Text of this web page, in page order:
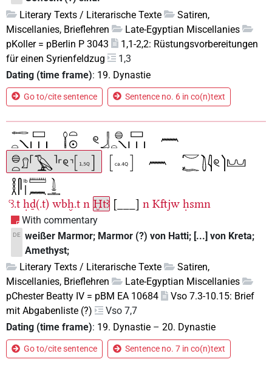
Literary Texts / Literarische Texte
Satiren,
Miscellanies, Brieflehren
Late-Egyptian Miscellanies
pKoller = pBerlin P 3043
1,1-2,2: Rüstungsvorbereitungen
für einen Syrienfeldzug
1,3
Dating (time frame): 19. Dynastie
Go to/cite sentence Sentence no. 6 in co(n)text
ꜥꜣ.t ḥḏ(.t) wbḫ.t n Ḫtꜣ [___] n Kftjw ḥsmn
With commentary
DE weißer Marmor; Marmor (?) von Hatti; [...] von Kreta;
Amethyst;
Literary Texts / Literarische Texte
Satiren,
Miscellanies, Brieflehren
Late-Egyptian Miscellanies
pChester Beatty IV = pBM EA 10684
Vso 7.3-10.15: Brief
mit Abgabenliste (?)
Vso 7,7
Dating (time frame): 19. Dynastie – 20. Dynastie
Go to/cite sentence Sentence no. 7 in co(n)text